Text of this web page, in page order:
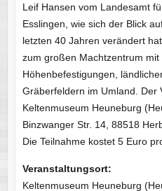
Leif Hansen vom Landesamt
Esslingen, wie sich der Blick
letzten 40 Jahren verändert
zum großen Machtzentrum mit
Höhenbefestigungen,
Gräberfeldern im Umland. Der
Keltenmuseum Heuneburg
Binzwanger Str. 14, 88518
Die Teilnahme kostet 5 Euro
Veranstaltungsort:
Keltenmuseum Heuneburg